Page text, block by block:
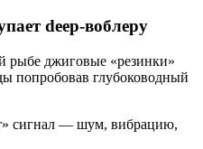
deep‑воблеру
рыбе джиговые «резинки»
попробовав глубоководный
сигнал — шум, вибрацию,